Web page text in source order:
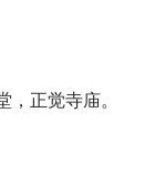
正觉寺庙。